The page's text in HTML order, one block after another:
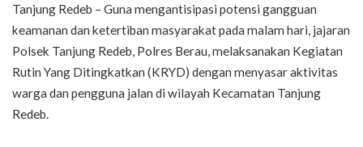
Tanjung Redeb – Guna mengantisipasi potensi gangguan
keamanan dan ketertiban masyarakat pada malam hari, jajaran
Polsek Tanjung Redeb, Polres Berau, melaksanakan Kegiatan
Rutin Yang Ditingkatkan (KRYD) dengan menyasar aktivitas
warga dan pengguna jalan di wilayah Kecamatan Tanjung
Redeb.